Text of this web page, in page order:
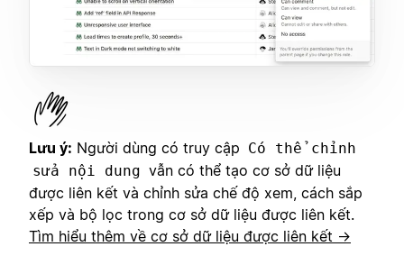
Lưu ý: Người dùng có truy cập Có thể chỉnh
sửa nội dung vẫn có thể tạo cơ sở dữ liệu
được liên kết và chỉnh sửa chế độ xem, cách sắp
xếp và bộ lọc trong cơ sở dữ liệu được liên kết.
Tìm hiểu thêm về cơ sở dữ liệu được liên kết →